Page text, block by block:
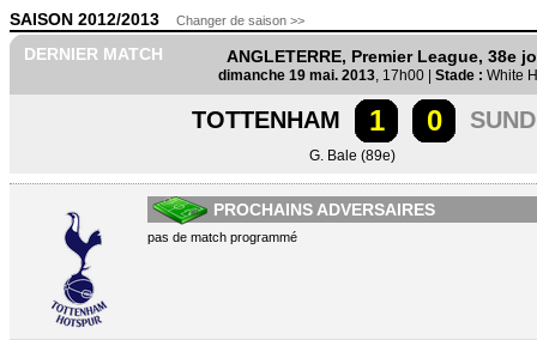
SAISON 2012/2013 Changer de saison >>
DERNIER MATCH ANGLETERRE, Premier League, 38e
dimanche 19 mai. 2013, 17h00 | Stade : White
TOTTENHAM 1 0
G. Bale (89e)
PROCHAINS ADVERSAIRES
pas de match programmé